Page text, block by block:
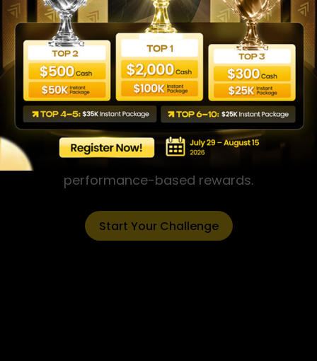
WeMasterTrade
Your Trading Evaluation
Partner
WeMasterTrade is a trading simulation and
evaluation platform. We provide traders with a
virtual environment to showcase their skills,
access professional-grade tools, and earn
performance-based rewards.
Start Your Challenge